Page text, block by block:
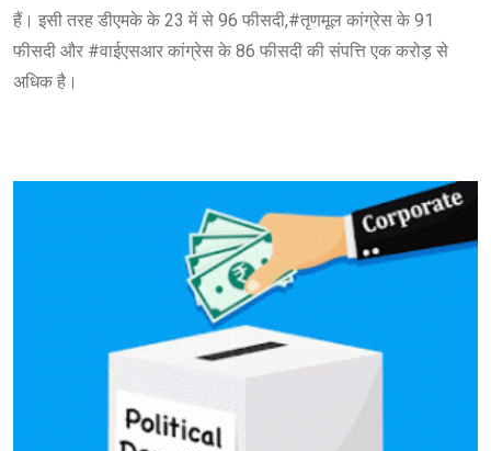
हैं। इसी तरह डीएमके के 23 में से 96 फीसदी,#तृणमूल कांग्रेस के 91
फीसदी और #वाईएसआर कांग्रेस के 86 फीसदी की संपत्ति एक करोड़ से
अधिक है।